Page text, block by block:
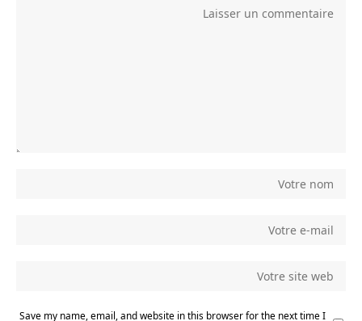
Save my name, email, and website in this browser for the next time I